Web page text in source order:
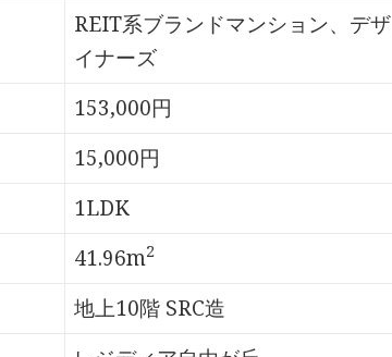
REIT系ブランドマンション、デザ
イナーズ
153,000円
15,000円
1LDK
41.96m2
地上10階 SRC造